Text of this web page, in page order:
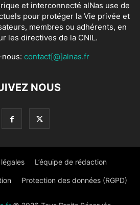
et interconnecté alNas use de
pour protéger la Vie privée et
membres ou adhérents, en
les directives de la CNIL.
contact[@]alnas.fr
NOUS
L’équipe de rédaction
Protection des données (RGPD)